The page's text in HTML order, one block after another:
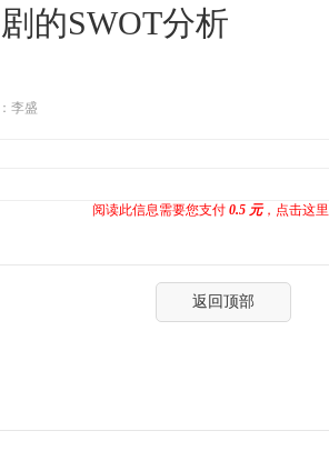
的SWOT分析
李盛
阅读此信息需要您支付 0.5 元，点击这
返回顶部